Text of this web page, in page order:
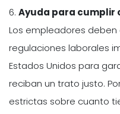
6. Ayuda para cumplir
Los empleadores
regulaciones laborales
Estados Unidos para
reciban un trato justo.
estrictas sobre cuanto